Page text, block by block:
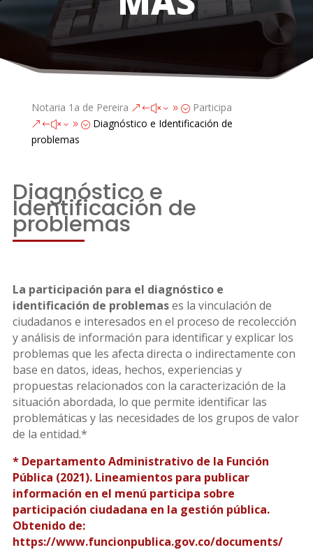
Notaria 1a de Pereira &#x39; Participa
&#x39; Diagnóstico e Identificación de
problemas
Diagnóstico e
Identificación de
problemas
La participación para el diagnóstico e
identificación de problemases la vinculación de
ciudadanos e interesados en el proceso de recolección
y análisis de información para identificar y explicar los
problemas que les afecta directa o indirectamente con
base en datos, ideas, hechos, experiencias y
propuestas relacionados con la caracterización de la
situación abordada, lo que permite identificar las
problemáticas y las necesidades de los grupos de valor
de la entidad.*
* Departamento Administrativo de la Función
Pública (2021). Lineamientos para publicar
información en el menú participa sobre
participación ciudadana en la gestión pública.
Obtenido de:
https://www.funcionpublica.gov.co/documents/